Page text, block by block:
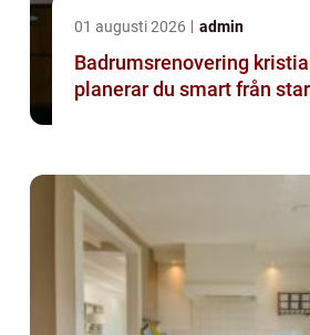
01 augusti 2026 admin
Badrumsrenovering
planerar du smart från